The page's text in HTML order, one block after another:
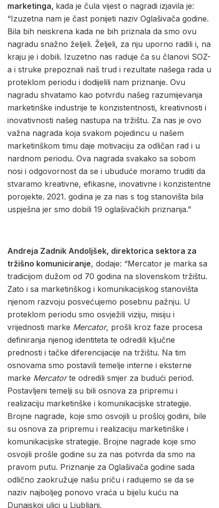
marketinga, kada je čula vijest o nagradi izjavila je:
“Izuzetna nam je čast ponijeti naziv Oglašivača godine.
Bila bih neiskrena kada ne bih priznala da smo ovu
nagradu snažno željeli. Željeli, za nju uporno radili i, na
kraju je i dobili. Izuzetno nas raduje ča su članovi SOZ-
a i struke prepoznali naš trud i rezultate našega rada u
proteklom periodu i dodijelili nam priznanje. Ovu
nagradu shvatamo kao potvrdu našeg razumijevanja
marketinške industrije te konzistentnosti, kreativnosti i
inovativnosti našeg nastupa na tržištu. Za nas je ovo
važna nagrada koja svakom pojedincu u našem
marketinškom timu daje motivaciju za odličan rad i u
nardnom periodu. Ova nagrada svakako sa sobom
nosi i odgovornost da se i ubuduće moramo truditi da
stvaramo kreativne, efikasne, inovativne i konzistentne
porojekte. 2021. godina je za nas s tog stanovišta bila
uspješna jer smo dobili 19 oglašivačkih priznanja.”
Andreja Zadnik Andoljšek, direktorica sektora za
tržišno komuniciranje, dodaje: “Mercator je marka sa
tradicijom dužom od 70 godina na slovenskom tržištu.
Zato i sa marketinškog i komunikacijskog stanovišta
njenom razvoju posvećujemo posebnu pažnju. U
proteklom periodu smo osvježili viziju, misiju i
vrijednosti marke Mercator, prošli kroz faze procesa
definiranja njenog identiteta te odredili ključne
prednosti i tačke diferencijacije na tržištu. Na tim
osnovama smo postavili temelje interne i eksterne
marke Mercatorte odredili smjer za budući period.
Postavljeni temelji su bili osnova za pripremu i
realizaciju marketinške i komunikacijske strategije.
Brojne nagrade, koje smo osvojili u prošloj godini, bile
su osnova za pripremu i realizaciju marketinške i
komunikacijske strategije. Brojne nagrade koje smo
osvojili prošle godine su za nas potvrda da smo na
pravom putu. Priznanje za Oglašivača godine sada
odlično zaokružuje našu priču i radujemo se da se
naziv najboljeg ponovo vraća u bijelu kuću na
Dunajskoj ulici u Ljubljani.